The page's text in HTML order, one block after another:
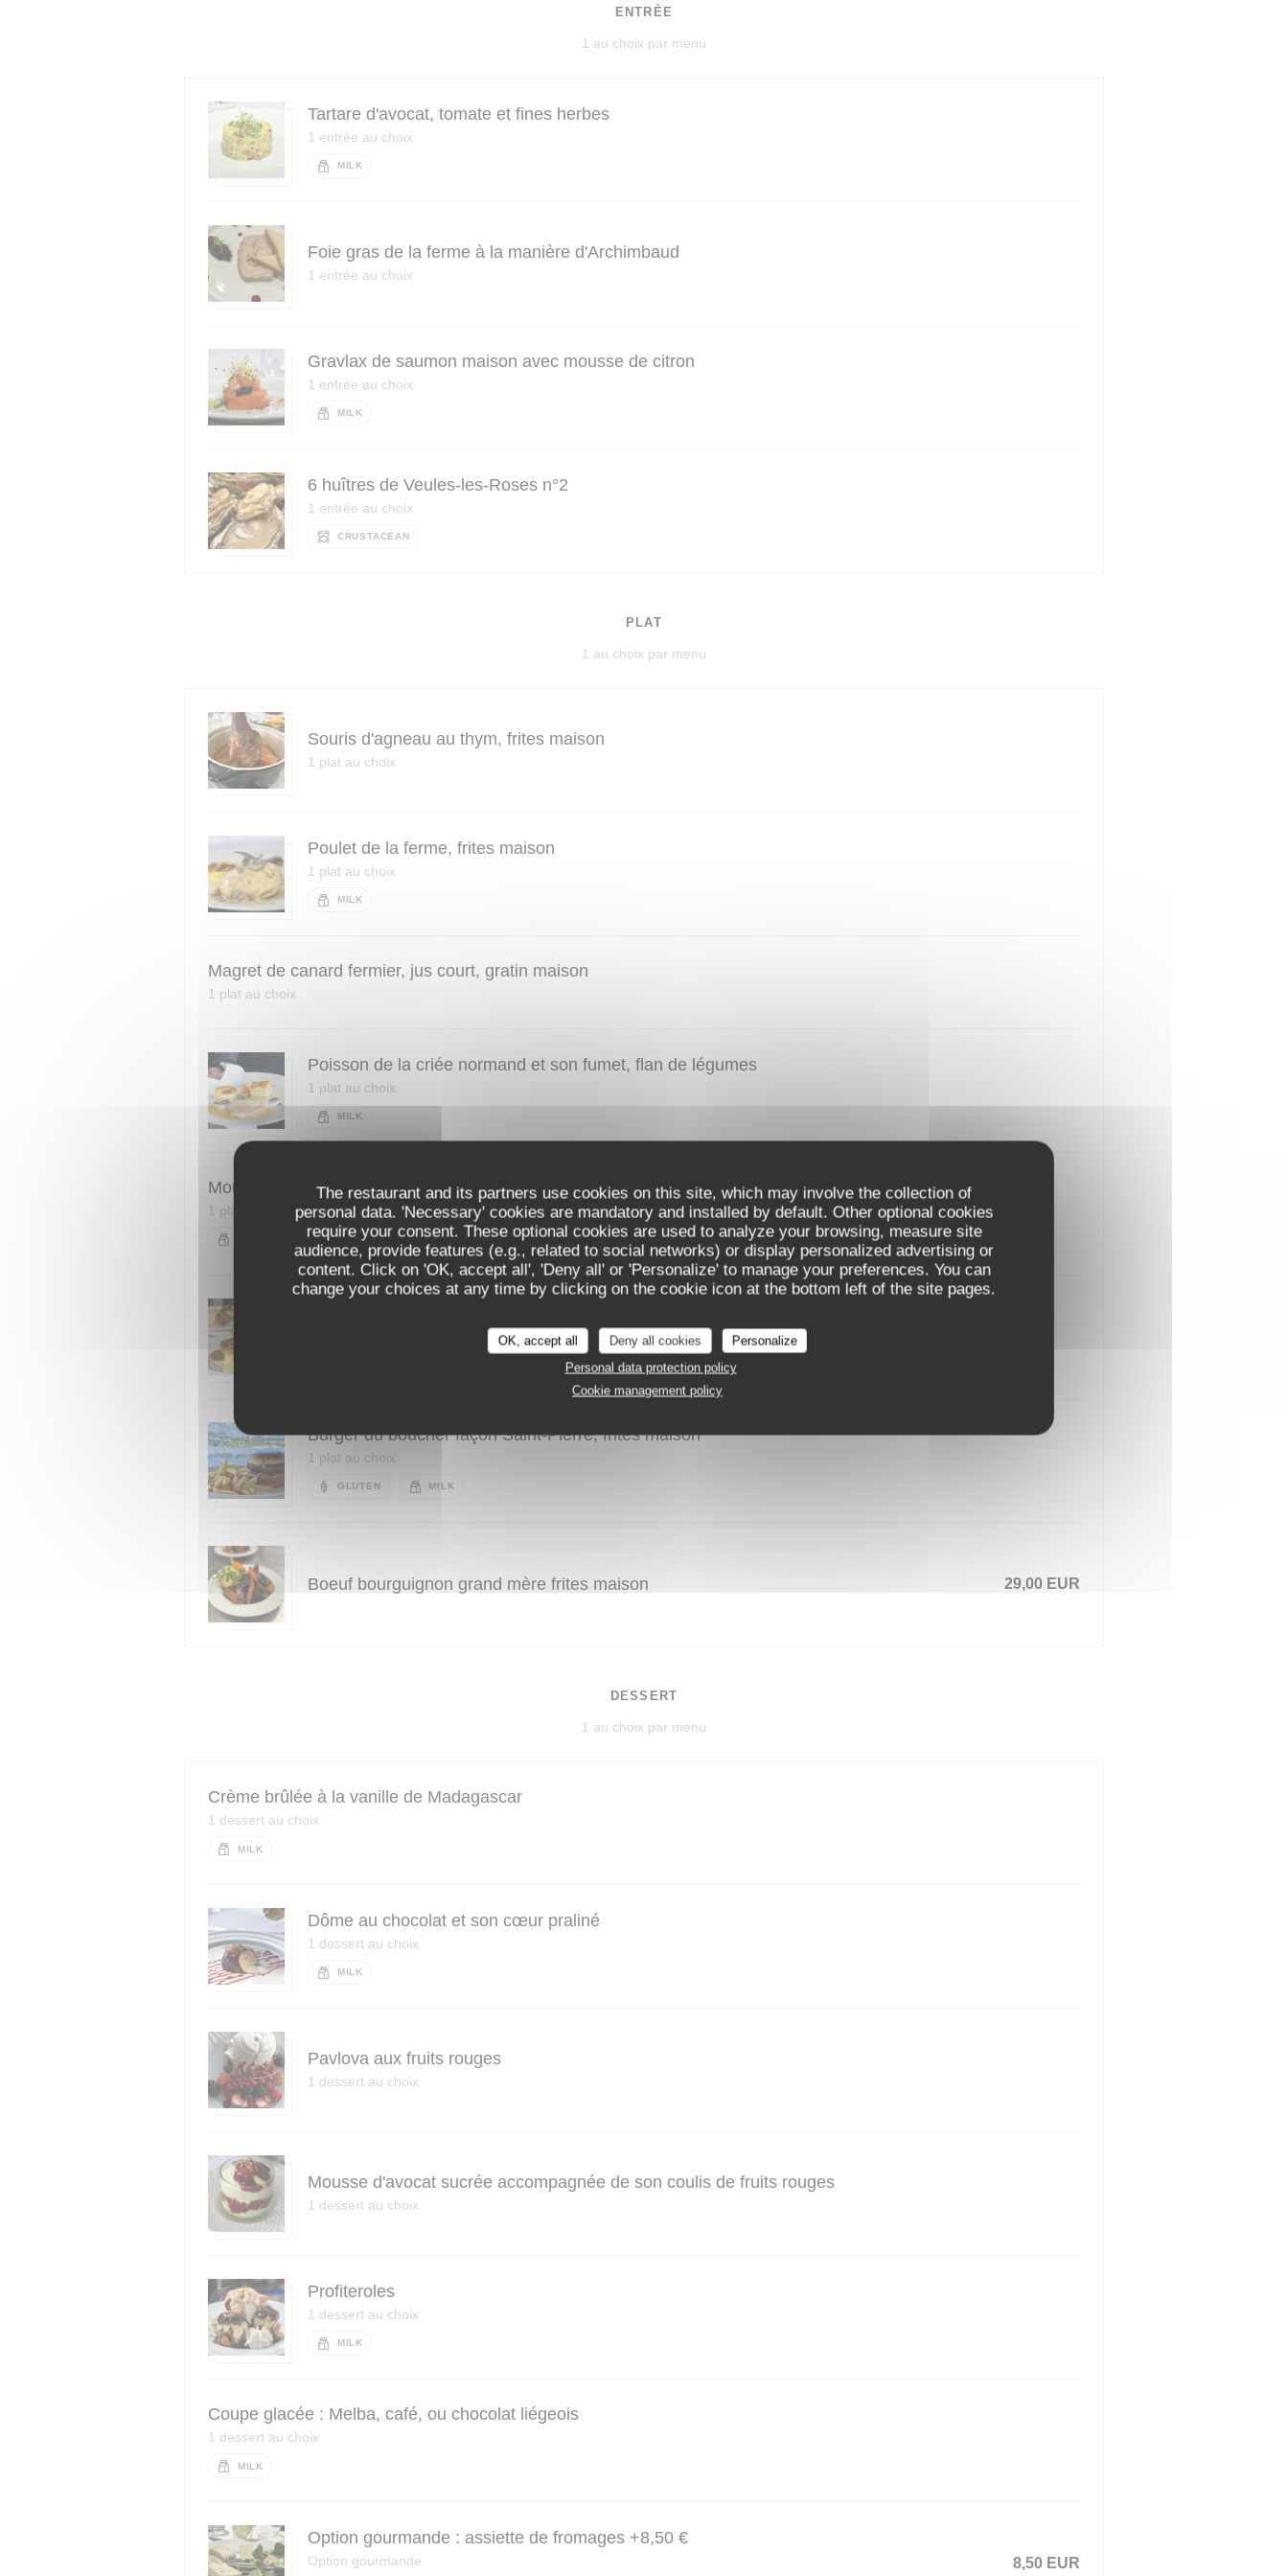
The restaurant and its partners use cookies on this site, which may involve the collection of
personal data. 'Necessary' cookies are mandatory and installed by default. Other optional cookies
require your consent. These optional cookies are used to analyze your browsing, measure site
audience, provide features (e.g., related to social networks) or display personalized advertising or
content. Click on 'OK, accept all', 'Deny all' or 'Personalize' to manage your preferences. You can
change your choices at any time by clicking on the cookie icon at the bottom left of the site pages.
OK, accept all Deny all cookies
Personalize
Personal data protection policy
Cookie management policy
ENTRÉE
1 au choix par menu
Tartare d'avocat, tomate et fines herbes
1 entrée au choix
MILK
Foie gras de la ferme à la manière d'Archimbaud
1 entrée au choix
Gravlax de saumon maison avec mousse de citron
1 entrée au choix
MILK
6 huîtres de Veules-les-Roses n°2
1 entrée au choix
CRUSTACEAN
PLAT
1 au choix par menu
Souris d'agneau au thym, frites maison
1 plat au choix
Poulet de la ferme, frites maison
1 plat au choix
MILK
Magret de canard fermier, jus court, gratin maison
1 plat au choix
Poisson de la criée normand et son fumet, flan de légumes
1 plat au choix
MILK
Moules marinières décortiquées, frites maison
1 plat au choix
Burger du boucher façon Saint-Pierre, frites maison
1 plat au choix
GLUTEN MILK
Boeuf bourguignon grand mère frites maison 29,00 EUR
DESSERT
1 au choix par menu
Crème brûlée à la vanille de Madagascar
1 dessert au choix
MILK
Dôme au chocolat et son cœur praliné
1 dessert au choix
MILK
Pavlova aux fruits rouges
1 dessert au choix
Mousse d'avocat sucrée accompagnée de son coulis de fruits rouges
1 dessert au choix
Profiteroles
1 dessert au choix
MILK
Coupe glacée : Melba, café, ou chocolat liégeois
1 dessert au choix
MILK
Option gourmande : assiette de fromages +8,50 €
Option gourmande 8,50 EUR